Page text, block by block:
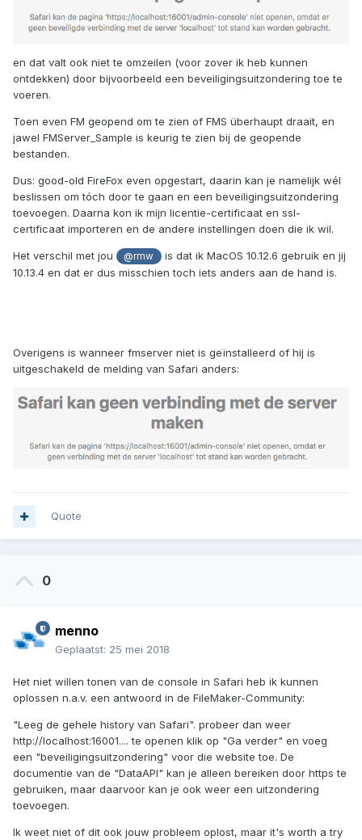
en dat valt ook niet te omzeilen (voor zover ik heb kunnen
ontdekken) door bijvoorbeeld een beveiligingsuitzondering toe te
voeren.
Toen even FM geopend om te zien of FMS überhaupt draait, en
jawel FMServer_Sample is keurig te zien bij de geopende
bestanden.
Dus: good-old FireFox even opgestart, daarin kan je namelijk wél
beslissen om tóch door te gaan en een beveiligingsuitzondering
toevoegen. Daarna kon ik mijn licentie-certificaat en ssl-
certificaat importeren en de andere instellingen doen die ik wil.
Het verschil met jou @rmw
is dat ik MacOS 10.12.6 gebruik en jij
10.13.4 en dat er dus misschien toch iets anders aan de hand is.
Overigens is wanneer fmserver niet is geïnstalleerd of hij is
uitgeschakeld de melding van Safari anders:
Quote
0
menno
Geplaatst: 25 mei 2018
Het niet willen tonen van de console in Safari heb ik kunnen
oplossen n.a.v. een antwoord in de FileMaker-Community:
"Leeg de gehele history van Safari". probeer dan weer
http://localhost:16001.... te openen klik op "Ga verder" en voeg
een "beveiligingsuitzondering" voor die website toe. De
documentie van de "DataAPI" kan je alleen bereiken door https te
gebruiken, maar daarvoor kan je ook weer een uitzondering
toevoegen.
Ik weet niet of dit ook jouw probleem oplost, maar it's worth a try